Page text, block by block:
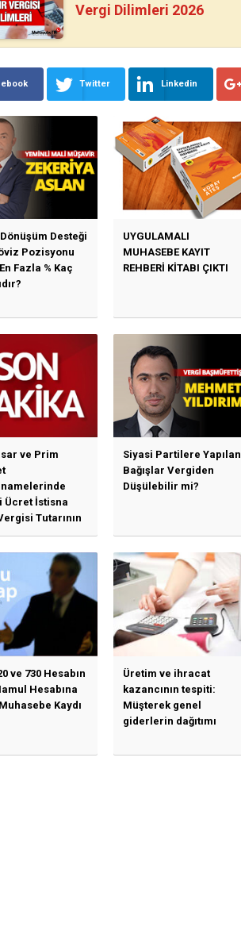
Vergi Dilimleri 2026
Twitter Linkedin
Desteği
Pozisyonu
Fazla % Kaç
UYGULAMALI
MUHASEBE KAYIT
REHBERİ KİTABI ÇIKTI
ve Prim
Ücret İstisna
Tutarının
Siyasi Partilere Yapılan
Bağışlar Vergiden
Düşülebilir mi?
ve 730 Hesabın
Hesabına
Kaydı
Üretim ve ihracat
kazancının tespiti:
Müşterek genel
giderlerin dağıtımı